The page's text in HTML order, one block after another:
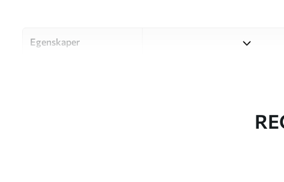
Egenskaper